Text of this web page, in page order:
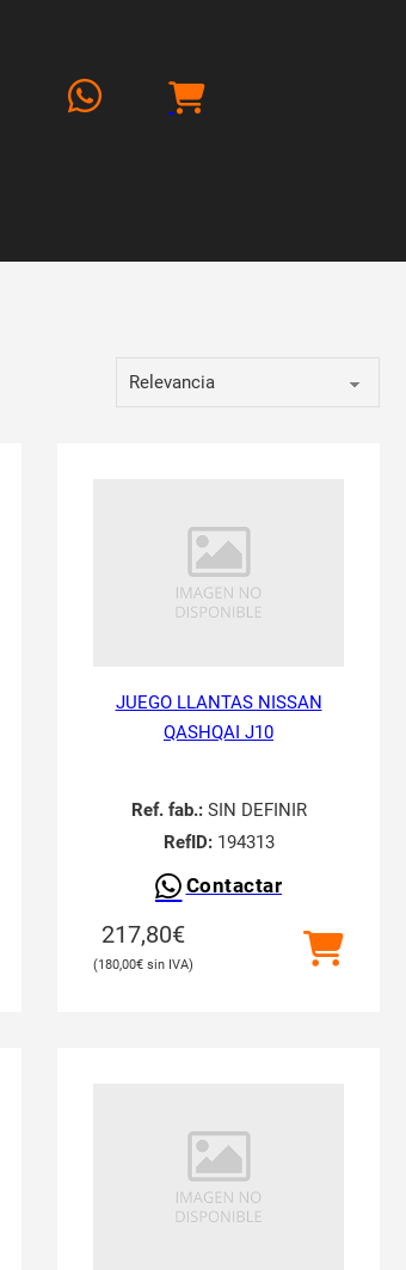
JUEGO LLANTAS NISSAN
QASHQAI J10
Ref. fab.:SIN DEFINIR
RefID:194313
Contactar
217,80€
180,00€